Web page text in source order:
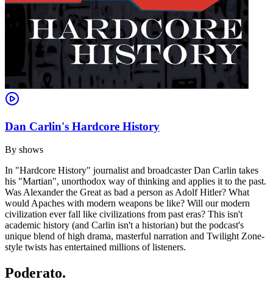
Dan Carlin's Hardcore History
By shows
In "Hardcore History" journalist and broadcaster Dan Carlin takes
his "Martian", unorthodox way of thinking and applies it to the past.
Was Alexander the Great as bad a person as Adolf Hitler? What
would Apaches with modern weapons be like? Will our modern
civilization ever fall like civilizations from past eras? This isn't
academic history (and Carlin isn't a historian) but the podcast's
unique blend of high drama, masterful narration and Twilight Zone-
style twists has entertained millions of listeners.
Poderato.